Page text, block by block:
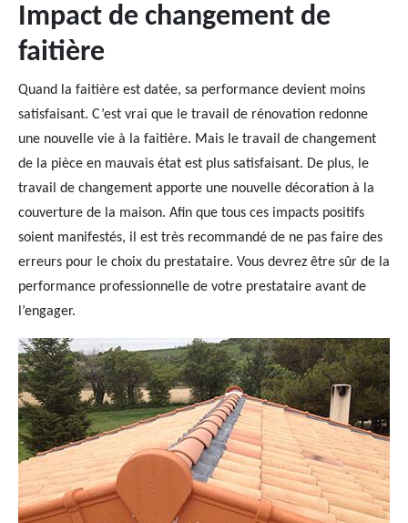
Impact de changement de
faitière
Quand la faitière est datée, sa performance devient moins
satisfaisant. C’est vrai que le travail de rénovation redonne
une nouvelle vie à la faitière. Mais le travail de changement
de la pièce en mauvais état est plus satisfaisant. De plus, le
travail de changement apporte une nouvelle décoration à la
couverture de la maison. Afin que tous ces impacts positifs
soient manifestés, il est très recommandé de ne pas faire des
erreurs pour le choix du prestataire. Vous devrez être sûr de la
performance professionnelle de votre prestataire avant de
l’engager.